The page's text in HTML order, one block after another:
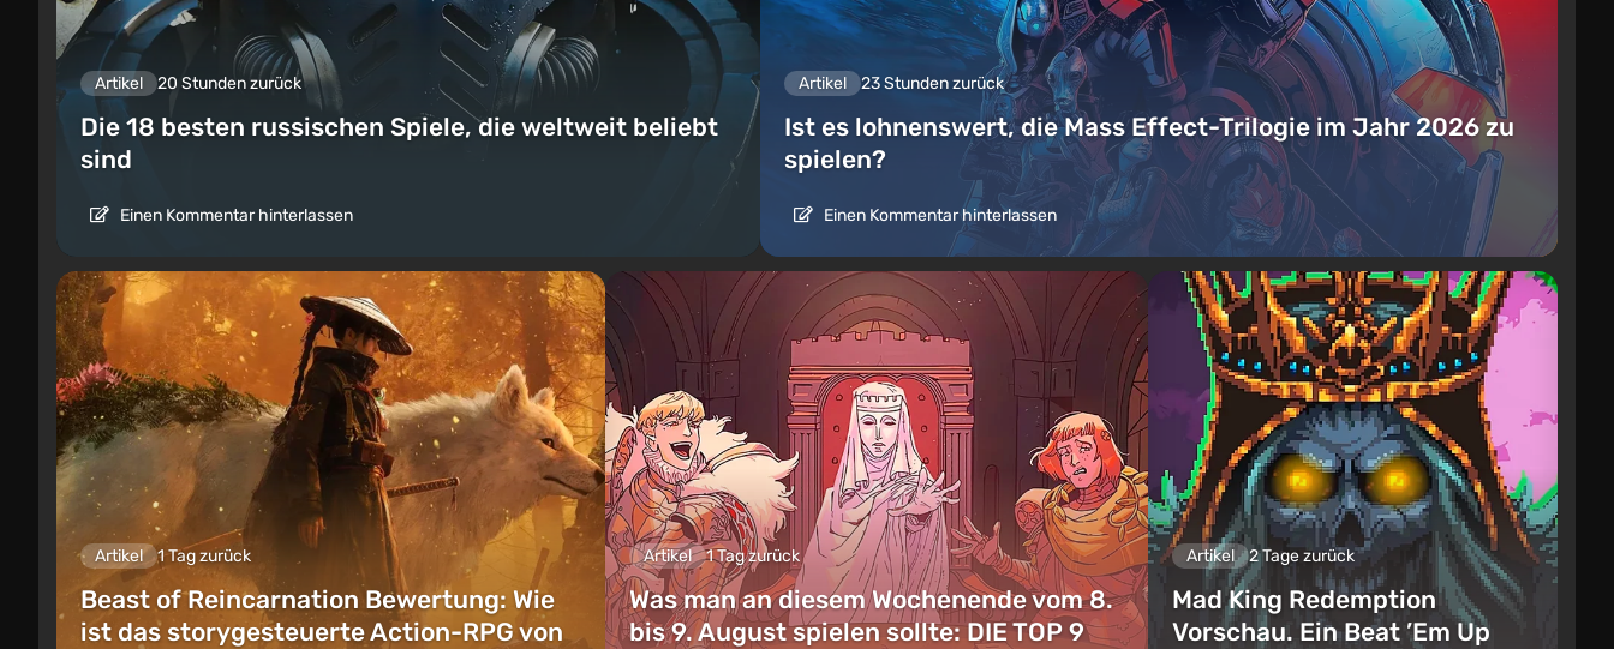
Artikel 20 Stunden zurück
Die 18 besten russischen Spiele, die weltweit beliebt
sind
Einen Kommentar hinterlassen
Artikel 23 Stunden zurück
Ist es lohnenswert, die Mass Effect-Trilogie im Jahr 2026 zu
spielen?
Einen Kommentar hinterlassen
Artikel 1 Tag zurück
Beast of Reincarnation Bewertung: Wie
ist das storygesteuerte Action-RPG von
Artikel 1 Tag zurück
Was man an diesem Wochenende vom 8.
bis 9. August spielen sollte: DIE TOP 9
Artikel 2 Tage zurück
Mad King Redemption
Vorschau. Ein Beat ’Em Up